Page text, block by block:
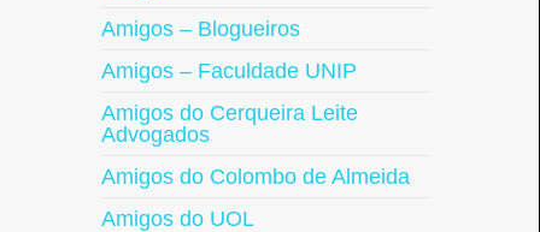
Amigos – Blogueiros
Amigos – Faculdade UNIP
Amigos do Cerqueira Leite
Advogados
Amigos do Colombo de Almeida
Amigos do UOL